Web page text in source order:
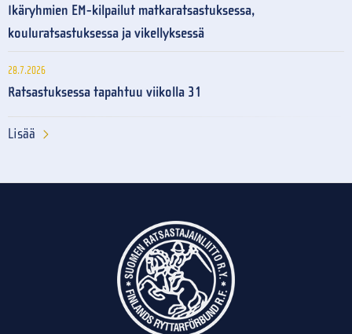
Ikäryhmien EM-kilpailut matkaratsastuksessa,
kouluratsastuksessa ja vikellyksessä
28.7.2026
Ratsastuksessa tapahtuu viikolla 31
Lisää